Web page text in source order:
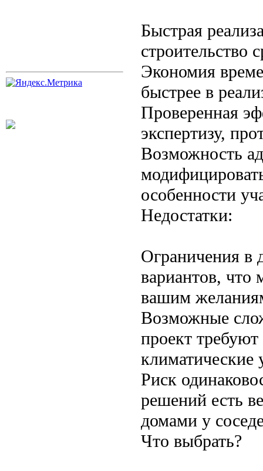
Быстрая
строительство
Экономия
быстрее в
Проверенная
экспертизу,
Возможность
особенности
Недостатки:
Ограничения в
вариантов, что
вашим
Возможные
проект
климатические
Риск
решений есть
домами у
Что выбрать?